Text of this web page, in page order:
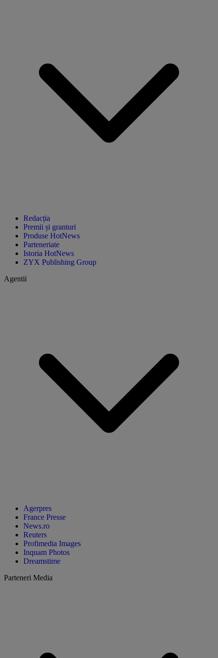
Redacția
Premii și granturi
Produse HotNews
Parteneriate
Istoria HotNews
ZYX Publishing Group
Agentii
Agerpres
France Presse
News.ro
Reuters
Profimedia Images
Inquam Photos
Dreamstime
Parteneri Media